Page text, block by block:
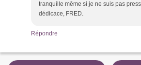
tranquille même si je ne suis pas
dédicace, FRED.
Répondre